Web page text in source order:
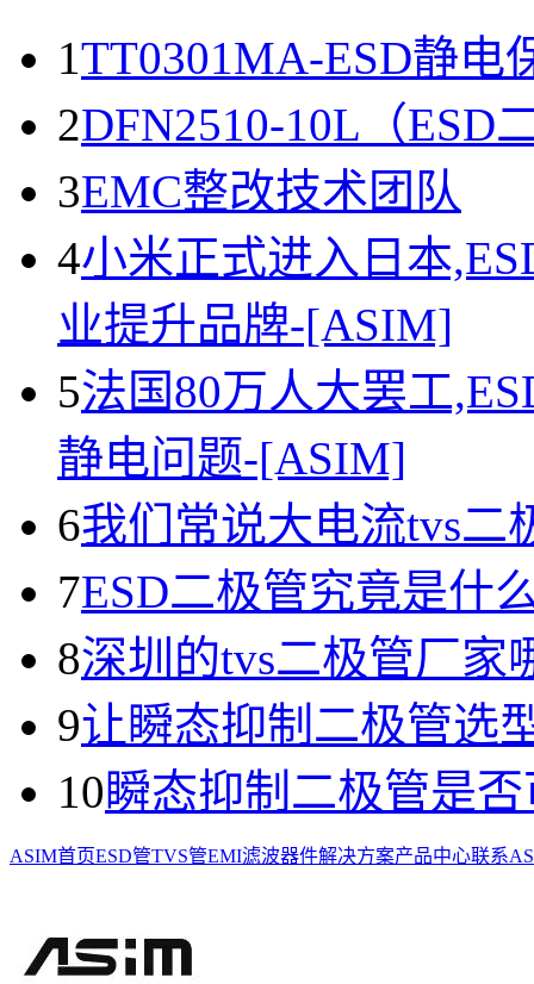
1TT0301MA-ESD静电
2DFN2510-10L（ESD
3EMC整改技术团队
4小米正式进入日本
业提升品牌-[ASIM]
5法国80万人大罢工
静电问题-[ASIM]
6我们常说大电流tvs二
7ESD二极管究竟是什
8深圳的tvs二极管厂家
9让瞬态抑制二极管选
10瞬态抑制二极管是
ASIM首页ESD管TVS管EMI滤波器件解决方案产品中心联系